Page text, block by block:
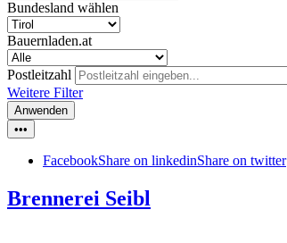
Bundesland wählen
Bauernladen.at
Postleitzahl
Weitere Filter
Anwenden
•••
FacebookShare on linkedinShare on twitter
Brennerei Seibl